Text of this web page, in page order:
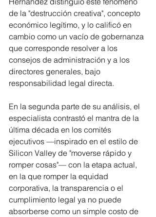
de la "destrucción creativa", concepto
económico legítimo, y lo calificó en
cambio como un vacío de gobernanza
que corresponde resolver a los
consejos de administración y a los
directores generales, bajo
responsabilidad legal directa.
En la segunda parte de su análisis, el
especialista contrastó el mantra de la
última década en los comités
ejecutivos —inspirado en el estilo de
Silicon Valley de "moverse rápido y
romper cosas"— con la etapa actual,
en la que romper la equidad
corporativa, la transparencia o el
cumplimiento legal ya no puede
absorberse como un simple costo de